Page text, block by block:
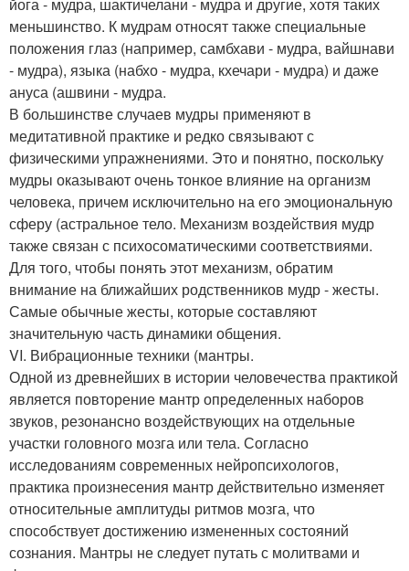
меньшинство. К мудрам относят также специальные
положения глаз (например, самбхави - мудра, вайшнави
- мудра), языка (набхо - мудра, кхечари - мудра) и даже
ануса (ашвини - мудра.
В большинстве случаев мудры применяют в
медитативной практике и редко связывают с
физическими упражнениями. Это и понятно, поскольку
мудры оказывают очень тонкое влияние на организм
человека, причем исключительно на его эмоциональную
сферу (астральное тело. Механизм воздействия мудр
также связан с психосоматическими соответствиями.
Для того, чтобы понять этот механизм, обратим
внимание на ближайших родственников мудр - жесты.
Самые обычные жесты, которые составляют
значительную часть динамики общения.
VI. Вибрационные техники (мантры.
Одной из древнейших в истории человечества практикой
является повторение мантр определенных наборов
звуков, резонансно воздействующих на отдельные
участки головного мозга или тела. Согласно
исследованиям современных нейропсихологов,
практика произнесения мантр действительно изменяет
относительные амплитуды ритмов мозга, что
способствует достижению измененных состояний
сознания. Мантры не следует путать с молитвами и